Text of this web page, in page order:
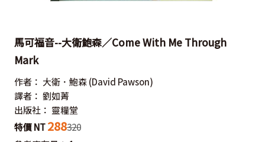
馬可福音--大衛鮑森／Come With Me Through
Mark
作者： 大衛．鮑森 (David Pawson)
譯者： 劉如菁
出版社： 靈糧堂
特價 NT 288320